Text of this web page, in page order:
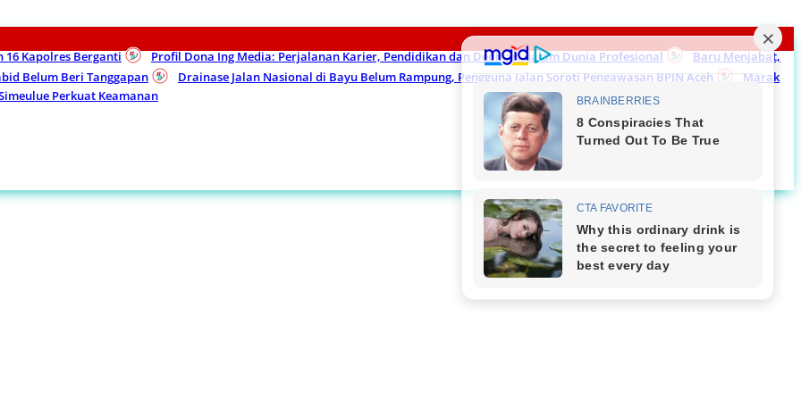
16 Kapolres Berganti
Profil Dona Ing Media: Perjalanan Karier, Pendidikan dan Dedikasi dalam Dunia Profesional
Baru Menjabat,
Belum Beri Tanggapan
Drainase Jalan Nasional di Bayu Belum Rampung, Pengguna Jalan Soroti Pengawasan BPJN Aceh
Marak
Perkuat Keamanan